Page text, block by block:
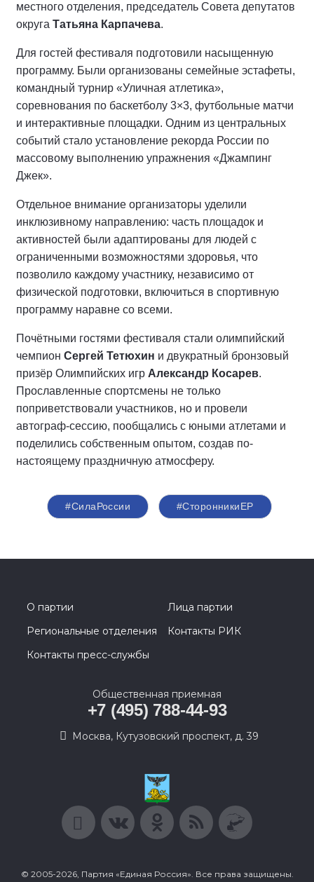
местного отделения, председатель Совета депутатов
округа Татьяна Карпачева.
Для гостей фестиваля подготовили насыщенную
программу. Были организованы семейные эстафеты,
командный турнир «Уличная атлетика»,
соревнования по баскетболу 3×3, футбольные матчи
и интерактивные площадки. Одним из центральных
событий стало установление рекорда России по
массовому выполнению упражнения «Джампинг
Джек».
Отдельное внимание организаторы уделили
инклюзивному направлению: часть площадок и
активностей были адаптированы для людей с
ограниченными возможностями здоровья, что
позволило каждому участнику, независимо от
физической подготовки, включиться в спортивную
программу наравне со всеми.
Почётными гостями фестиваля стали олимпийский
чемпион Сергей Тетюхин и двукратный бронзовый
призёр Олимпийских игр Александр Косарев.
Прославленные спортсмены не только
поприветствовали участников, но и провели
автограф-сессию, пообщались с юными атлетами и
поделились собственным опытом, создав по-
настоящему праздничную атмосферу.
#СилаРоссии #СторонникиЕР
О партии
Лица партии
Региональные отделения
Контакты РИК
Контакты пресс-службы
Общественная приемная
+7 (495) 788-44-93
Москва, Кутузовский проспект, д. 39
© 2005-2026, Партия «Единая Россия». Все права защищены.